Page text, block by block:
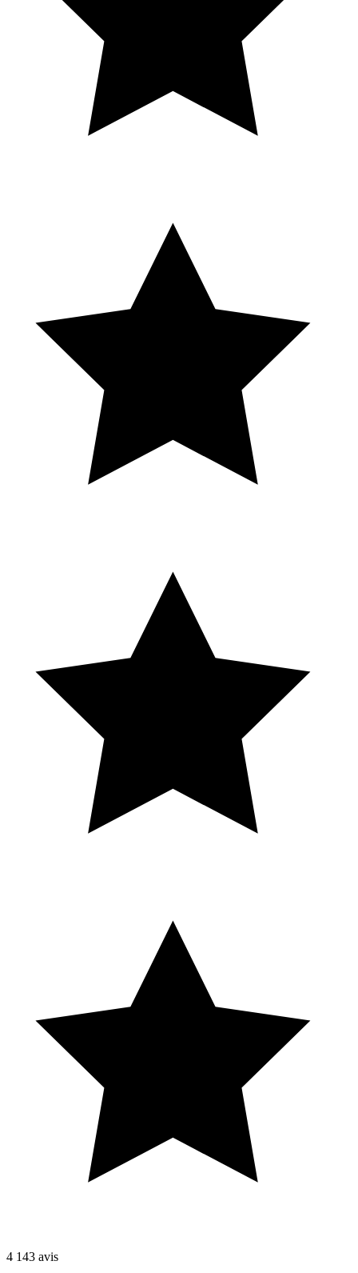
4 143 avis